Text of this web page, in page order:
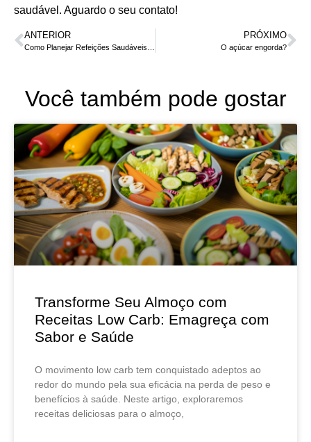
saudável. Aguardo o seu contato!
ANTERIOR PRÓXIMO
O açúcar engorda?
Você também pode gostar
Transforme Seu Almoço com
Receitas Low Carb: Emagreça com
Sabor e Saúde
O movimento low carb tem conquistado adeptos ao
redor do mundo pela sua eficácia na perda de peso e
benefícios à saúde. Neste artigo, exploraremos
receitas deliciosas para o almoço,